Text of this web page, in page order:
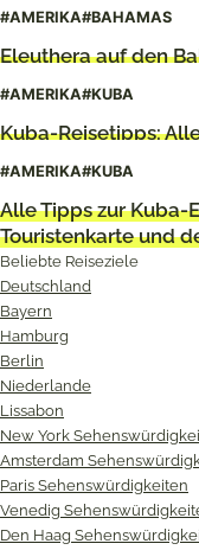
#AMERIKA#BAHAMAS
Eleuthera auf den
#AMERIKA#KUBA
Kuba-Reisetipps:
#AMERIKA#KUBA
Alle Tipps zur Kuba-
Touristenkarte und
Beliebte Reiseziele
Deutschland
Bayern
Hamburg
Berlin
Niederlande
Lissabon
New York
Amsterdam
Paris Sehenswürdigkeiten
Venedig
Den Haag